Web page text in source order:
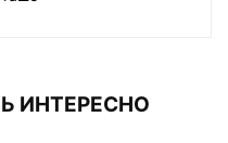
ИНТЕРЕСНО